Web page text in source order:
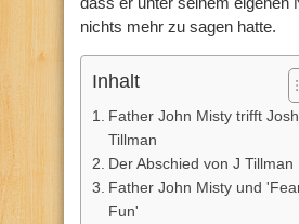
nichts mehr zu sagen hatte.
Inhalt
Father John Misty trifft Josh
Tillman
Der Abschied von J Tillman
Father John Misty und
Fun'